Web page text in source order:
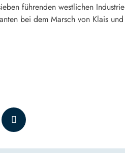
führenden westlichen
bei dem Marsch von Klais